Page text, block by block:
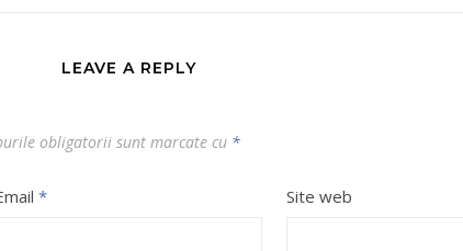
LEAVE A REPLY
obligatorii sunt marcate cu *
* Site web